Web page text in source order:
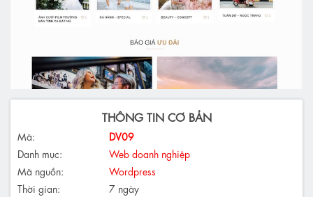
THÔNG TIN CƠ BẢN
Mã:
DV09
Danh mục:
Web doanh nghiệp
Mã nguồn:
Wordpress
Thời gian:
7 ngày